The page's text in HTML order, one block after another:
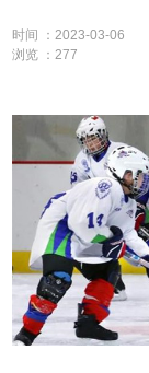
时间 ：2023-03-06
浏览 ：277